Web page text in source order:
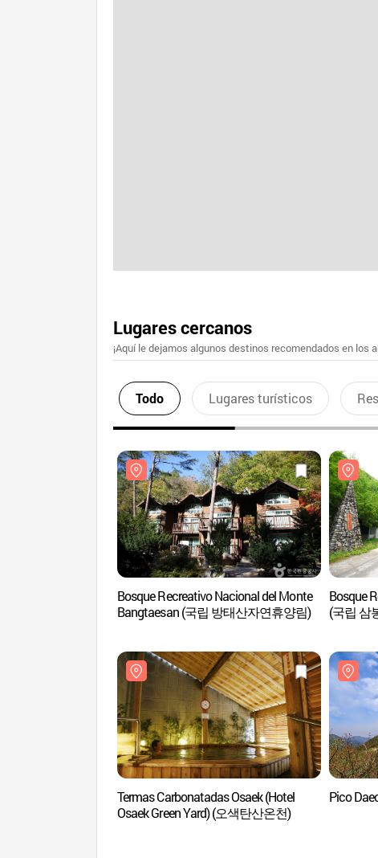
Lugares cercanos
¡Aquí le dejamos algunos destinos recomendados en
Todo Lugares turísticos
Bosque Recreativo Nacional del Monte
Bangtaesan (국립 방태산자연휴양림)
Bosque
(국립 삼
Termas Carbonatadas Osaek (Hotel
Osaek Green Yard) (오색탄산온천)
Pico